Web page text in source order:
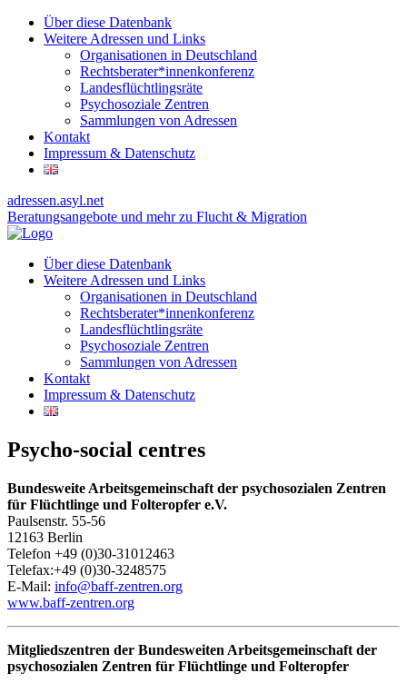
Über diese Datenbank
Weitere Adressen und Links
Organisationen in Deutschland
Rechtsberater*innenkonferenz
Landesflüchtlingsräte
Psychosoziale Zentren
Sammlungen von Adressen
Kontakt
Impressum & Datenschutz
adressen.asyl.net
Beratungsangebote und mehr zu Flucht & Migration
Über diese Datenbank
Weitere Adressen und Links
Organisationen in Deutschland
Rechtsberater*innenkonferenz
Landesflüchtlingsräte
Psychosoziale Zentren
Sammlungen von Adressen
Kontakt
Impressum & Datenschutz
Psycho-social centres
Bundesweite Arbeitsgemeinschaft der psychosozialen Zentren
für Flüchtlinge und Folteropfer e.V.
Paulsenstr. 55-56
12163 Berlin
Telefon +49 (0)30-31012463
Telefax:+49 (0)30-3248575
E-Mail: info@baff-zentren.org
www.baff-zentren.org
Mitgliedszentren der Bundesweiten Arbeitsgemeinschaft der
psychosozialen Zentren für Flüchtlinge und Folteropfer